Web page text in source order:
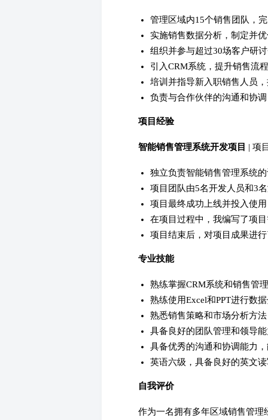
管理区域内15个销售团队，
实施销售数据分析，制定并
组织并参与超过30场客户研
引入CRM系统，提升销售流
培训并指导新入职销售人员
负责与合作伙伴的沟通和协
项目经验
智能销售管理系统开发项目 | 项
独立负责智能销售管理系统
项目团队由5名开发人员和3
项目最终成功上线并投入使
在项目过程中，我编写了项
项目结束后，对项目成果进
专业技能
熟练掌握CRM系统和销售管
熟练使用Excel和PPT进行数
熟悉销售策略和市场分析方
具备良好的团队管理和领导
具备优秀的沟通和协调能力
英语六级，具备良好的英文
自我评价
作为一名拥有多年区域销售管